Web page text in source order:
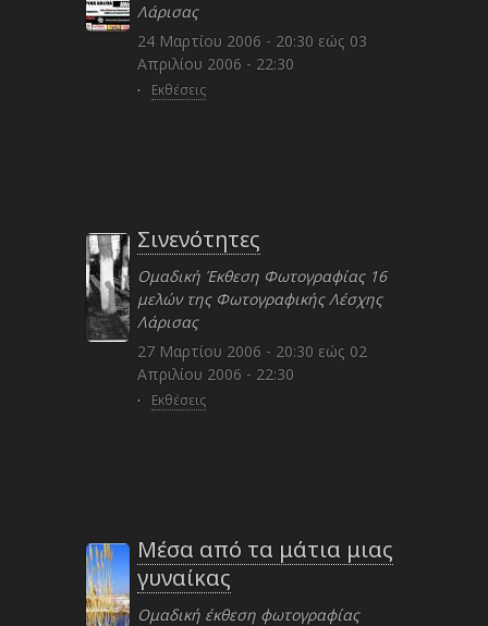
Λάρισας
24 Μαρτίου 2006 - 20:30 εώς 03
Απριλίου 2006 - 22:30
· Εκθέσεις
Σινενότητες
Ομαδική Έκθεση Φωτογραφίας 16
μελών της Φωτογραφικής Λέσχης
Λάρισας
27 Μαρτίου 2006 - 20:30 εώς 02
Απριλίου 2006 - 22:30
· Εκθέσεις
Μέσα από τα μάτια μιας
γυναίκας
Ομαδική έκθεση φωτογραφίας